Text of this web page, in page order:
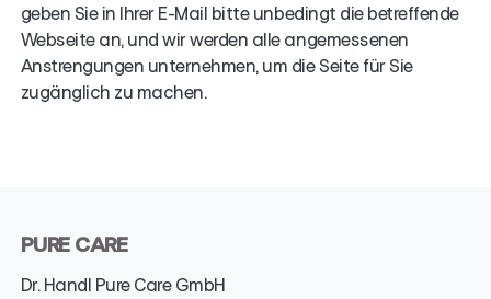
geben Sie in Ihrer E-Mail bitte unbedingt die betreffende
Webseite an, und wir werden alle angemessenen
Anstrengungen unternehmen, um die Seite für Sie
zugänglich zu machen.
PURE CARE
Dr. Handl Pure Care GmbH